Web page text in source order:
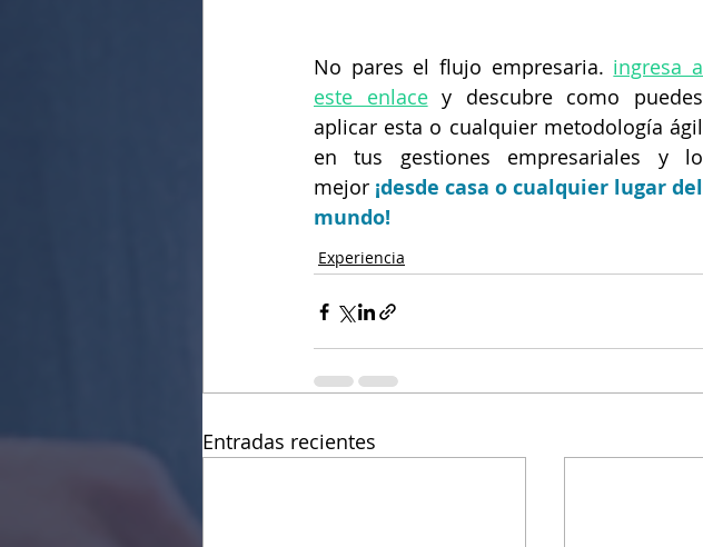
No pares el flujo empresaria. ingresa a
este enlace y descubre como puedes
aplicar esta o cualquier metodología ágil
en tus gestiones empresariales y lo
mejor ¡desde casa o cualquier lugar del
mundo!
Experiencia
Entradas recientes